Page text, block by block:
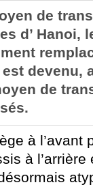
de
d’ Hanoi,
devenu,
de
à l’avant
à